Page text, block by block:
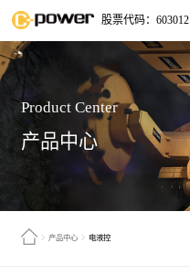
股票代码：603012
Product Center
产品中心
产品中心 电液控